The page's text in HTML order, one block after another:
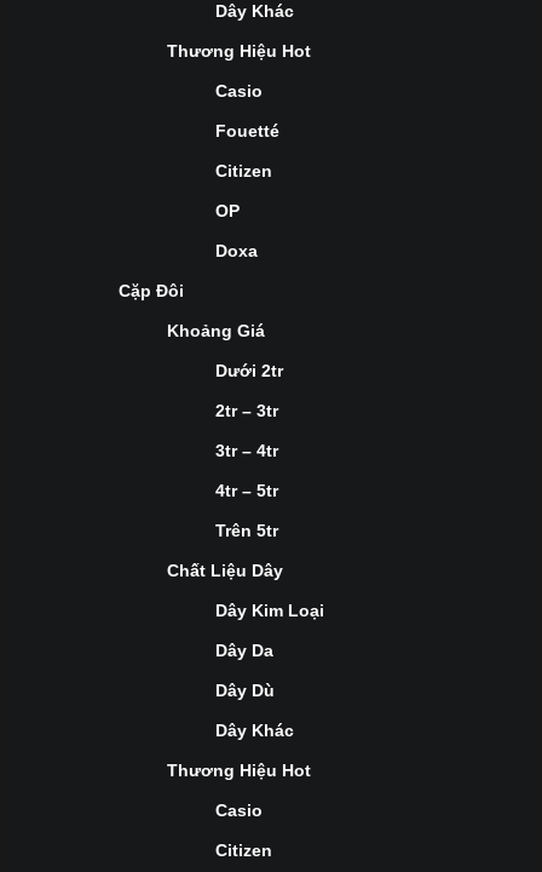
Dây Khác
Thương Hiệu Hot
Casio
Fouetté
Citizen
OP
Doxa
Cặp Đôi
Khoảng Giá
Dưới 2tr
2tr – 3tr
3tr – 4tr
4tr – 5tr
Trên 5tr
Chất Liệu Dây
Dây Kim Loại
Dây Da
Dây Dù
Dây Khác
Thương Hiệu Hot
Casio
Citizen